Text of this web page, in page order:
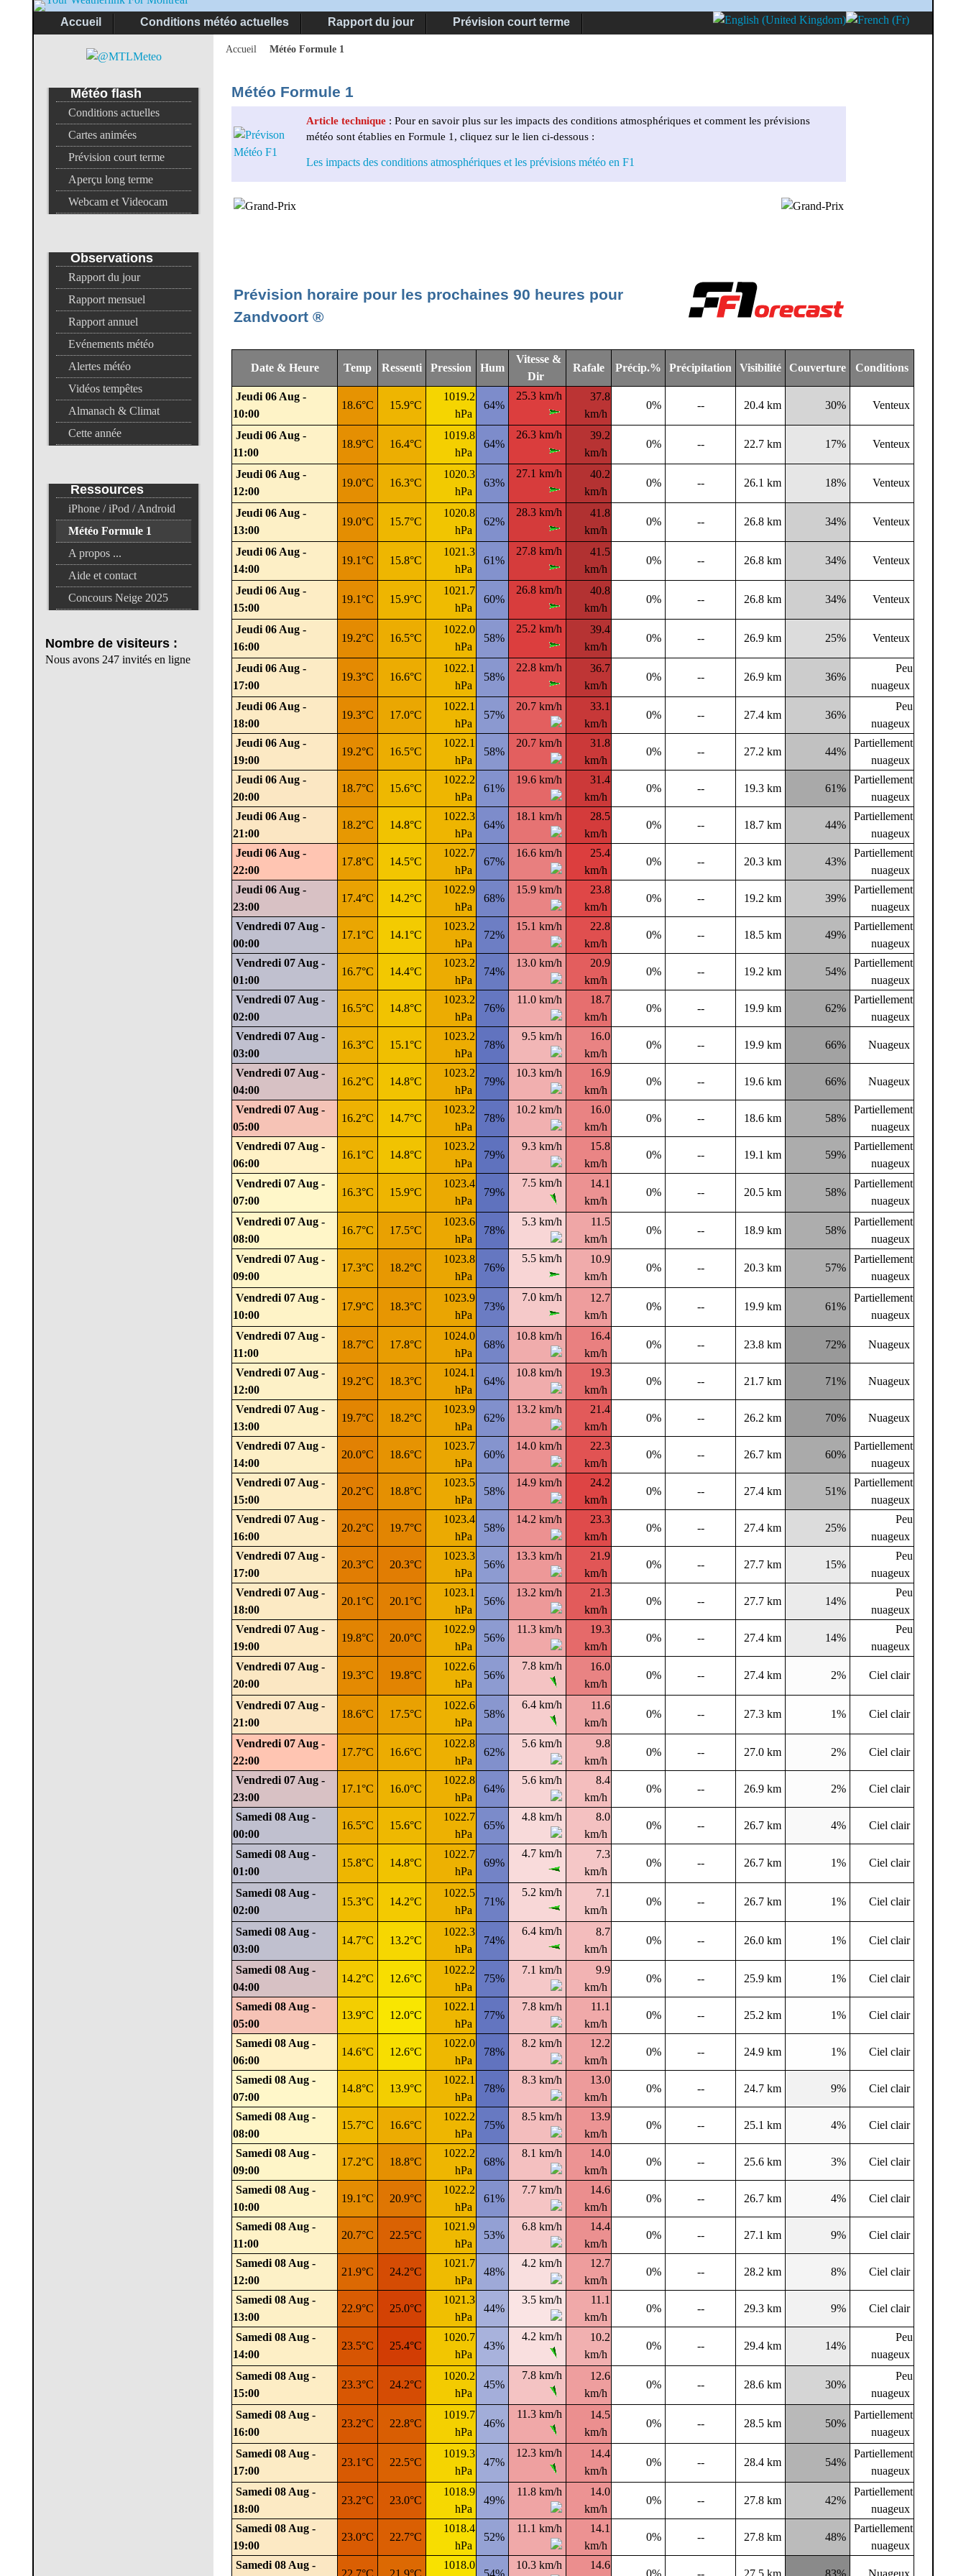
Accueil Conditions météo actuelles Rapport du jour Prévision court terme
Accueil Météo Formule 1
Météo Formule 1
Article technique : Pour en savoir plus sur les impacts des conditions atmosphériques et comment les prévisions
météo sont établies en Formule 1, cliquez sur le lien ci-dessous :
Les impacts des conditions atmosphériques et les prévisions météo en F1
Prévision horaire pour les prochaines 90 heures pour
Zandvoort ®
Date & Heure Temp Ressenti Pression Hum
Vitesse &
Dir
Rafale Précip.% Précipitation Visibilité Couverture Conditions
Jeudi 06 Aug -
10:00
18.6°C 15.9°C
1019.2
hPa
64%
25.3 km/h
37.8
km/h
0% -- 20.4 km 30% Venteux
Jeudi 06 Aug -
11:00
18.9°C 16.4°C
1019.8
hPa
64%
26.3 km/h
39.2
km/h
0% -- 22.7 km 17% Venteux
Jeudi 06 Aug -
12:00
19.0°C 16.3°C
1020.3
hPa
63%
27.1 km/h
40.2
km/h
0% -- 26.1 km 18% Venteux
Jeudi 06 Aug -
13:00
19.0°C 15.7°C
1020.8
hPa
62%
28.3 km/h
41.8
km/h
0% -- 26.8 km 34% Venteux
Jeudi 06 Aug -
14:00
19.1°C 15.8°C
1021.3
hPa
61%
27.8 km/h
41.5
km/h
0% -- 26.8 km 34% Venteux
Jeudi 06 Aug -
15:00
19.1°C 15.9°C
1021.7
hPa
60%
26.8 km/h
40.8
km/h
0% -- 26.8 km 34% Venteux
Jeudi 06 Aug -
16:00
19.2°C 16.5°C
1022.0
hPa
58%
25.2 km/h
39.4
km/h
0% -- 26.9 km 25% Venteux
Jeudi 06 Aug -
17:00
19.3°C 16.6°C
1022.1
hPa
58%
22.8 km/h
36.7
km/h
0% -- 26.9 km 36%
Peu
nuageux
Jeudi 06 Aug -
18:00
19.3°C 17.0°C
1022.1
hPa
57%
20.7 km/h
33.1
km/h
0% -- 27.4 km 36%
Peu
nuageux
Jeudi 06 Aug -
19:00
19.2°C 16.5°C
1022.1
hPa
58%
20.7 km/h
31.8
km/h
0% -- 27.2 km 44%
Partiellement
nuageux
Jeudi 06 Aug -
20:00
18.7°C 15.6°C
1022.2
hPa
61%
19.6 km/h
31.4
km/h
0% -- 19.3 km 61%
Partiellement
nuageux
Jeudi 06 Aug -
21:00
18.2°C 14.8°C
1022.3
hPa
64%
18.1 km/h
28.5
km/h
0% -- 18.7 km 44%
Partiellement
nuageux
Jeudi 06 Aug -
22:00
17.8°C 14.5°C
1022.7
hPa
67%
16.6 km/h
25.4
km/h
0% -- 20.3 km 43%
Partiellement
nuageux
Jeudi 06 Aug -
23:00
17.4°C 14.2°C
1022.9
hPa
68%
15.9 km/h
23.8
km/h
0% -- 19.2 km 39%
Partiellement
nuageux
Vendredi 07 Aug -
00:00
17.1°C 14.1°C
1023.2
hPa
72%
15.1 km/h
22.8
km/h
0% -- 18.5 km 49%
Partiellement
nuageux
Vendredi 07 Aug -
01:00
16.7°C 14.4°C
1023.2
hPa
74%
13.0 km/h
20.9
km/h
0% -- 19.2 km 54%
Partiellement
nuageux
Vendredi 07 Aug -
02:00
16.5°C 14.8°C
1023.2
hPa
76%
11.0 km/h
18.7
km/h
0% -- 19.9 km 62%
Partiellement
nuageux
Vendredi 07 Aug -
03:00
16.3°C 15.1°C
1023.2
hPa
78%
9.5 km/h
16.0
km/h
0% -- 19.9 km 66% Nuageux
Vendredi 07 Aug -
04:00
16.2°C 14.8°C
1023.2
hPa
79%
10.3 km/h
16.9
km/h
0% -- 19.6 km 66% Nuageux
Vendredi 07 Aug -
05:00
16.2°C 14.7°C
1023.2
hPa
78%
10.2 km/h
16.0
km/h
0% -- 18.6 km 58%
Partiellement
nuageux
Vendredi 07 Aug -
06:00
16.1°C 14.8°C
1023.2
hPa
79%
9.3 km/h
15.8
km/h
0% -- 19.1 km 59%
Partiellement
nuageux
Vendredi 07 Aug -
07:00
16.3°C 15.9°C
1023.4
hPa
79%
7.5 km/h
14.1
km/h
0% -- 20.5 km 58%
Partiellement
nuageux
Vendredi 07 Aug -
08:00
16.7°C 17.5°C
1023.6
hPa
78%
5.3 km/h
11.5
km/h
0% -- 18.9 km 58%
Partiellement
nuageux
Vendredi 07 Aug -
09:00
17.3°C 18.2°C
1023.8
hPa
76%
5.5 km/h
10.9
km/h
0% -- 20.3 km 57%
Partiellement
nuageux
Vendredi 07 Aug -
10:00
17.9°C 18.3°C
1023.9
hPa
73%
7.0 km/h
12.7
km/h
0% -- 19.9 km 61%
Partiellement
nuageux
Vendredi 07 Aug -
11:00
18.7°C 17.8°C
1024.0
hPa
68%
10.8 km/h
16.4
km/h
0% -- 23.8 km 72% Nuageux
Vendredi 07 Aug -
12:00
19.2°C 18.3°C
1024.1
hPa
64%
10.8 km/h
19.3
km/h
0% -- 21.7 km 71% Nuageux
Vendredi 07 Aug -
13:00
19.7°C 18.2°C
1023.9
hPa
62%
13.2 km/h
21.4
km/h
0% -- 26.2 km 70% Nuageux
Vendredi 07 Aug -
14:00
20.0°C 18.6°C
1023.7
hPa
60%
14.0 km/h
22.3
km/h
0% -- 26.7 km 60%
Partiellement
nuageux
Vendredi 07 Aug -
15:00
20.2°C 18.8°C
1023.5
hPa
58%
14.9 km/h
24.2
km/h
0% -- 27.4 km 51%
Partiellement
nuageux
Vendredi 07 Aug -
16:00
20.2°C 19.7°C
1023.4
hPa
58%
14.2 km/h
23.3
km/h
0% -- 27.4 km 25%
Peu
nuageux
Vendredi 07 Aug -
17:00
20.3°C 20.3°C
1023.3
hPa
56%
13.3 km/h
21.9
km/h
0% -- 27.7 km 15%
Peu
nuageux
Vendredi 07 Aug -
18:00
20.1°C 20.1°C
1023.1
hPa
56%
13.2 km/h
21.3
km/h
0% -- 27.7 km 14%
Peu
nuageux
Vendredi 07 Aug -
19:00
19.8°C 20.0°C
1022.9
hPa
56%
11.3 km/h
19.3
km/h
0% -- 27.4 km 14%
Peu
nuageux
Vendredi 07 Aug -
20:00
19.3°C 19.8°C
1022.6
hPa
56%
7.8 km/h
16.0
km/h
0% -- 27.4 km 2% Ciel clair
Vendredi 07 Aug -
21:00
18.6°C 17.5°C
1022.6
hPa
58%
6.4 km/h
11.6
km/h
0% -- 27.3 km 1% Ciel clair
Vendredi 07 Aug -
22:00
17.7°C 16.6°C
1022.8
hPa
62%
5.6 km/h
9.8
km/h
0% -- 27.0 km 2% Ciel clair
Vendredi 07 Aug -
23:00
17.1°C 16.0°C
1022.8
hPa
64%
5.6 km/h
8.4
km/h
0% -- 26.9 km 2% Ciel clair
Samedi 08 Aug -
00:00
16.5°C 15.6°C
1022.7
hPa
65%
4.8 km/h
8.0
km/h
0% -- 26.7 km 4% Ciel clair
Samedi 08 Aug -
01:00
15.8°C 14.8°C
1022.7
hPa
69%
4.7 km/h
7.3
km/h
0% -- 26.7 km 1% Ciel clair
Samedi 08 Aug -
02:00
15.3°C 14.2°C
1022.5
hPa
71%
5.2 km/h
7.1
km/h
0% -- 26.7 km 1% Ciel clair
Samedi 08 Aug -
03:00
14.7°C 13.2°C
1022.3
hPa
74%
6.4 km/h
8.7
km/h
0% -- 26.0 km 1% Ciel clair
Samedi 08 Aug -
04:00
14.2°C 12.6°C
1022.2
hPa
75%
7.1 km/h
9.9
km/h
0% -- 25.9 km 1% Ciel clair
Samedi 08 Aug -
05:00
13.9°C 12.0°C
1022.1
hPa
77%
7.8 km/h
11.1
km/h
0% -- 25.2 km 1% Ciel clair
Samedi 08 Aug -
06:00
14.6°C 12.6°C
1022.0
hPa
78%
8.2 km/h
12.2
km/h
0% -- 24.9 km 1% Ciel clair
Samedi 08 Aug -
07:00
14.8°C 13.9°C
1022.1
hPa
78%
8.3 km/h
13.0
km/h
0% -- 24.7 km 9% Ciel clair
Samedi 08 Aug -
08:00
15.7°C 16.6°C
1022.2
hPa
75%
8.5 km/h
13.9
km/h
0% -- 25.1 km 4% Ciel clair
Samedi 08 Aug -
09:00
17.2°C 18.8°C
1022.2
hPa
68%
8.1 km/h
14.0
km/h
0% -- 25.6 km 3% Ciel clair
Samedi 08 Aug -
10:00
19.1°C 20.9°C
1022.2
hPa
61%
7.7 km/h
14.6
km/h
0% -- 26.7 km 4% Ciel clair
Samedi 08 Aug -
11:00
20.7°C 22.5°C
1021.9
hPa
53%
6.8 km/h
14.4
km/h
0% -- 27.1 km 9% Ciel clair
Samedi 08 Aug -
12:00
21.9°C 24.2°C
1021.7
hPa
48%
4.2 km/h
12.7
km/h
0% -- 28.2 km 8% Ciel clair
Samedi 08 Aug -
13:00
22.9°C 25.0°C
1021.3
hPa
44%
3.5 km/h
11.1
km/h
0% -- 29.3 km 9% Ciel clair
Samedi 08 Aug -
14:00
23.5°C 25.4°C
1020.7
hPa
43%
4.2 km/h
10.2
km/h
0% -- 29.4 km 14%
Peu
nuageux
Samedi 08 Aug -
15:00
23.3°C 24.2°C
1020.2
hPa
45%
7.8 km/h
12.6
km/h
0% -- 28.6 km 30%
Peu
nuageux
Samedi 08 Aug -
16:00
23.2°C 22.8°C
1019.7
hPa
46%
11.3 km/h
14.5
km/h
0% -- 28.5 km 50%
Partiellement
nuageux
Samedi 08 Aug -
17:00
23.1°C 22.5°C
1019.3
hPa
47%
12.3 km/h
14.4
km/h
0% -- 28.4 km 54%
Partiellement
nuageux
Samedi 08 Aug -
18:00
23.2°C 23.0°C
1018.9
hPa
49%
11.8 km/h
14.0
km/h
0% -- 27.8 km 42%
Partiellement
nuageux
Samedi 08 Aug -
19:00
23.0°C 22.7°C
1018.4
hPa
52%
11.1 km/h
14.1
km/h
0% -- 27.8 km 48%
Partiellement
nuageux
Samedi 08 Aug -
1018.0 10.3 km/h 14.6
Météo flash
Conditions actuelles
Cartes animées
Prévision court terme
Aperçu long terme
Webcam et Videocam
Observations
Rapport du jour
Rapport mensuel
Rapport annuel
Evénements météo
Alertes météo
Vidéos tempêtes
Almanach & Climat
Cette année
Ressources
iPhone / iPod / Android
Météo Formule 1
A propos ...
Aide et contact
Concours Neige 2025
Nombre de visiteurs :
Nous avons 247 invités en ligne